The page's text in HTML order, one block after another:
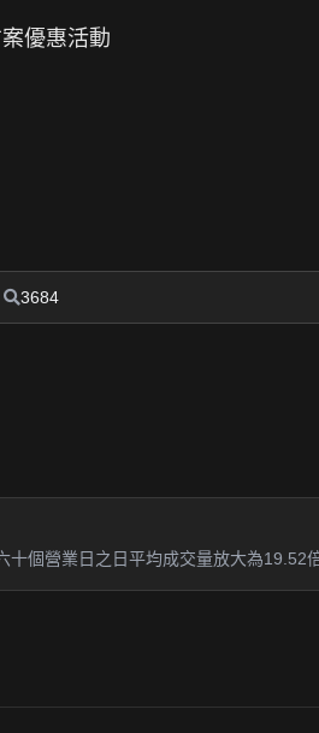
優惠活動
個營業日之日平均成交量放大為19.52